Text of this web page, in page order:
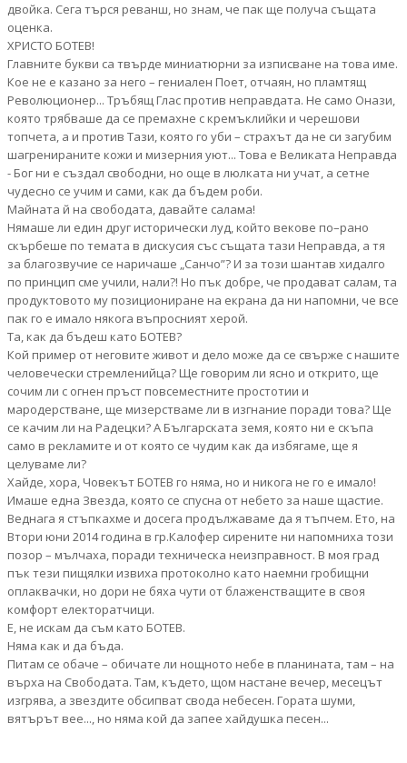
двойка. Сега търся реванш, но знам, че пак ще получа същата
оценка.
ХРИСТО БОТЕВ!
Главните букви са твърде миниатюрни за изписване на това име.
Кое не е казано за него – гениален Поет, отчаян, но пламтящ
Революционер... Тръбящ Глас против неправдата. Не само Онази,
която трябваше да се премахне с кремъклийки и черешови
топчета, а и против Тази, която го уби – страхът да не си загубим
шагренираните кожи и мизерния уют... Това е Великата Неправда
- Бог ни е създал свободни, но още в люлката ни учат, а сетне
чудесно се учим и сами, как да бъдем роби.
Майната й на свободата, давайте салама!
Нямаше ли един друг исторически луд, който векове по–рано
скърбеше по темата в дискусия със същата тази Неправда, а тя
за благозвучие се наричаше „Санчо”? И за този шантав хидалго
по принцип сме учили, нали?! Но пък добре, че продават салам, та
продуктовото му позициониране на екрана да ни напомни, че все
пак го е имало някога въпросният херой.
Та, как да бъдеш като БОТЕВ?
Кой пример от неговите живот и дело може да се свърже с нашите
человечески стремленийца? Ще говорим ли ясно и открито, ще
сочим ли с огнен пръст повсеместните простотии и
мародерстване, ще мизерстваме ли в изгнание поради това? Ще
се качим ли на Радецки? А Българската земя, която ни е скъпа
само в рекламите и от която се чудим как да избягаме, ще я
целуваме ли?
Хайде, хора, Човекът БОТЕВ го няма, но и никога не го е имало!
Имаше една Звезда, която се спусна от небето за наше щастие.
Веднага я стъпкахме и досега продължаваме да я тъпчем. Ето, на
Втори юни 2014 година в гр.Калофер сирените ни напомниха този
позор – мълчаха, поради техническа неизправност. В моя град
пък тези пищялки извиха протоколно като наемни гробищни
оплаквачки, но дори не бяха чути от блаженстващите в своя
комфорт електоратчици.
Е, не искам да съм като БОТЕВ.
Няма как и да бъда.
Питам се обаче – обичате ли нощното небе в планината, там – на
върха на Свободата. Там, където, щом настане вечер, месецът
изгрява, а звездите обсипват свода небесен. Гората шуми,
вятърът вее..., но няма кой да запее хайдушка песен...